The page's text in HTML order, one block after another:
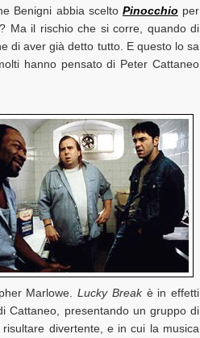
Benigni abbia scelto Pinocchio per
? Ma il rischio che si corre, quando di
di aver già detto tutto. E questo lo sa
hanno pensato di Peter Cattaneo
Marlowe. Lucky Breakè in effetti
Cattaneo, presentando un gruppo di
divertente, e in cui la musica